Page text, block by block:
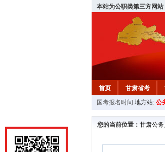
本站为公职类第三方网站
首页 甘肃省考
国考报名时间 地方站: 公
您的当前位置： 甘肃公务